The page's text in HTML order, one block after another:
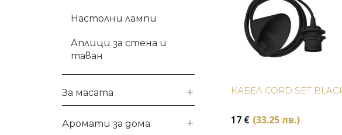
Настолни лампи
Аплици за стена и
таван
За масата
Аромати за дома
Купи
КАБЕЛ CORD SET
17 € (33.25 лв.)